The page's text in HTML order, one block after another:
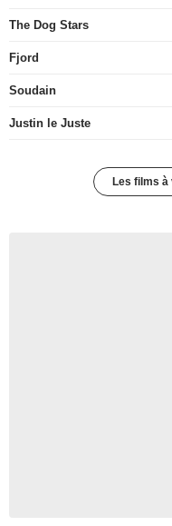
The Dog Stars
Fjord
Soudain
Justin le Juste
Les films à